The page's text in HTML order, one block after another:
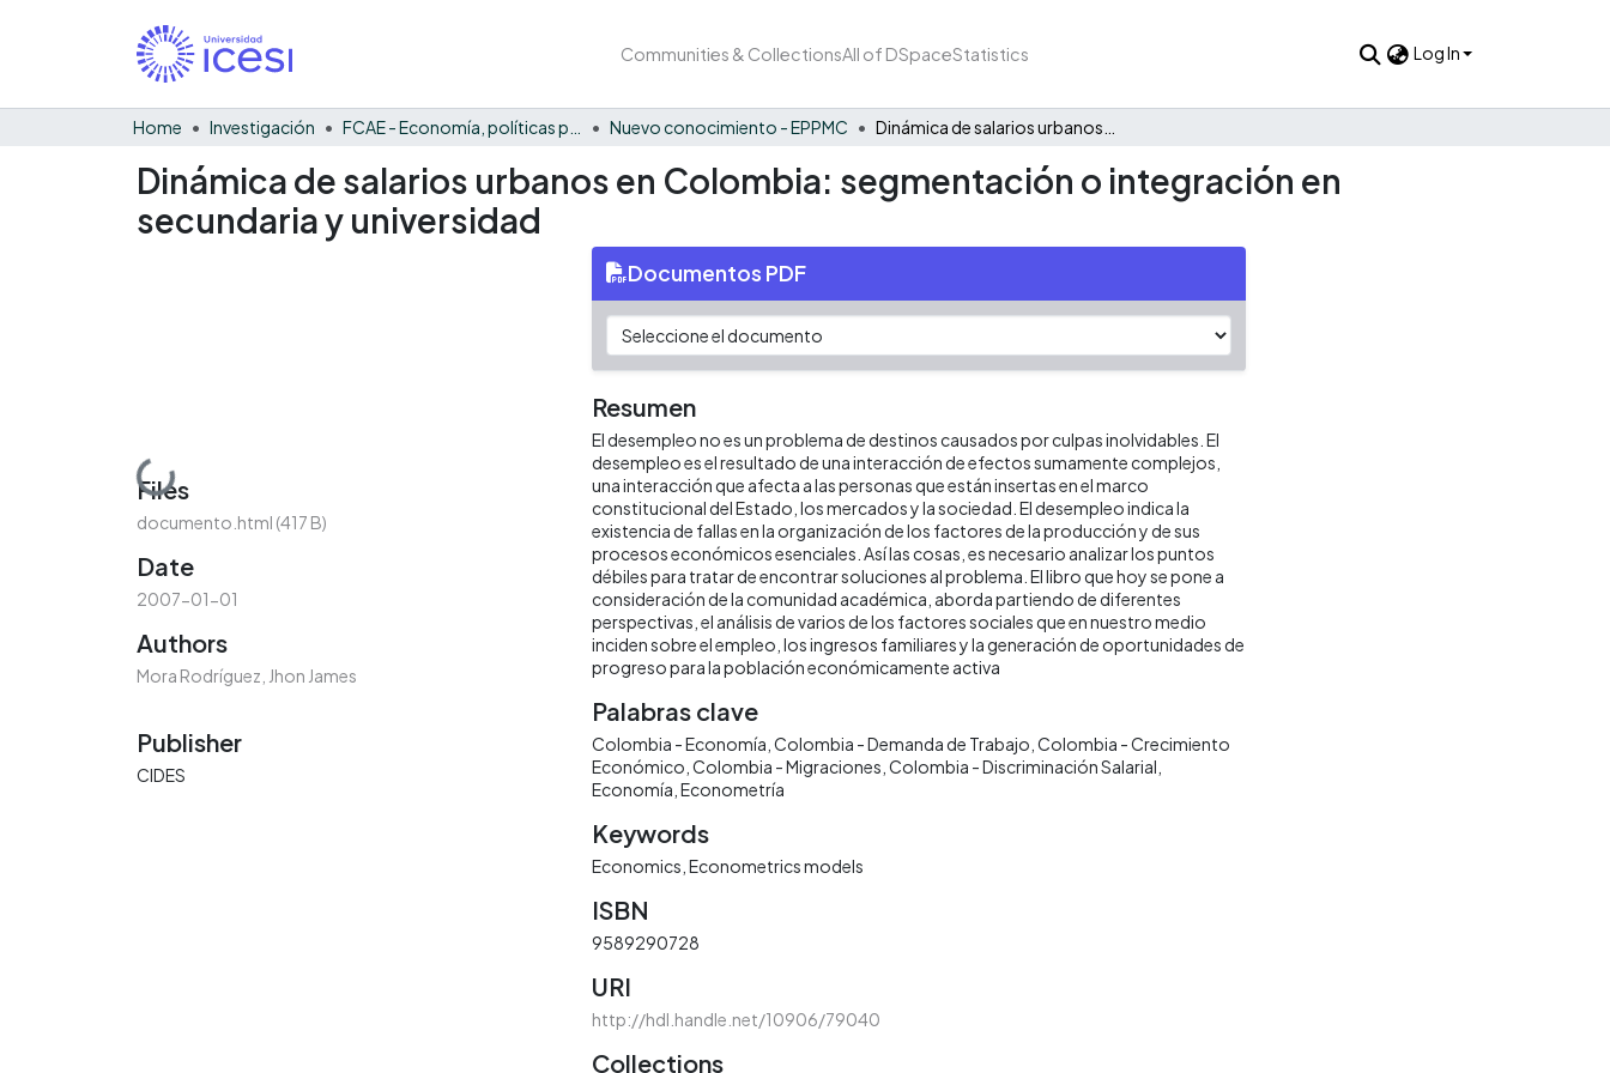
Communities & CollectionsAll of DSpaceStatistics Log In
Home Investigación Nuevo conocimiento - EPPMC
Dinámica de salarios urbanos en Colombia: segmentación o integración en
secundaria y universidad
Loading...
Files
documento.html (417 B)
Date
2007-01-01
Authors
Mora Rodríguez, Jhon James
Publisher
CIDES
Documentos PDF
Resumen
El desempleo no es un problema de destinos causados por culpas inolvidables. El
desempleo es el resultado de una interacción de efectos sumamente complejos,
una interacción que afecta a las personas que están insertas en el marco
constitucional del Estado, los mercados y la sociedad. El desempleo indica la
existencia de fallas en la organización de los factores de la producción y de sus
procesos económicos esenciales. Así las cosas, es necesario analizar los puntos
débiles para tratar de encontrar soluciones al problema. El libro que hoy se pone a
consideración de la comunidad académica, aborda partiendo de diferentes
perspectivas, el análisis de varios de los factores sociales que en nuestro medio
inciden sobre el empleo, los ingresos familiares y la generación de oportunidades de
progreso para la población económicamente activa
Palabras clave
Colombia - Economía Colombia - Demanda de Trabajo Colombia - Crecimiento
Económico Colombia - Migraciones Colombia - Discriminación Salarial
Economía Econometría
Keywords
Economics Econometrics models
ISBN
9589290728
URI
http://hdl.handle.net/10906/79040
Collections